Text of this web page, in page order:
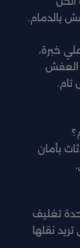
بالدمام.
خبرة،
العفش
تام.
بأمان
تغليف
نقلها